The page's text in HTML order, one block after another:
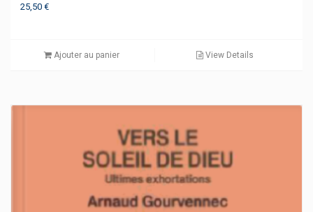
25,50 €
Ajouter au panier View Details